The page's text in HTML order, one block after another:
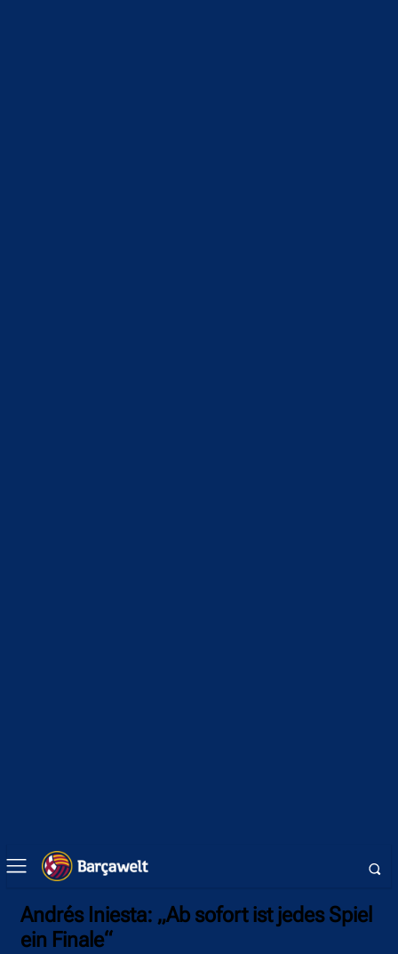
Andrés Iniesta: „Ab sofort ist jedes Spiel
ein Finale“